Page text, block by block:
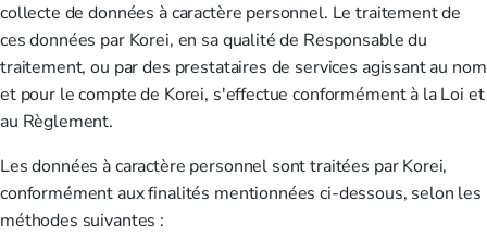
collecte de données à caractère personnel. Le traitement de
ces données par Korei, en sa qualité de Responsable du
traitement, ou par des prestataires de services agissant au nom
et pour le compte de Korei, s'effectue conformément à la Loi et
au Règlement.
Les données à caractère personnel sont traitées par Korei,
conformément aux finalités mentionnées ci-dessous, selon les
méthodes suivantes :